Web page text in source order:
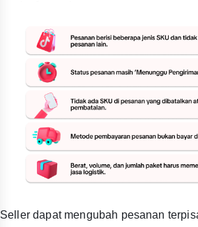
Seller dapat mengubah pesanan